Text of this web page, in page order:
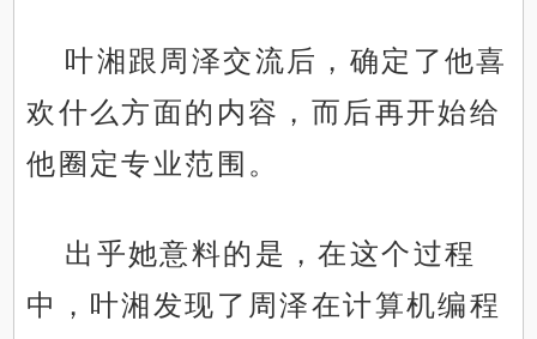
叶湘跟周泽交流后，确定了他喜
欢什么方面的内容，而后再开始给
他圈定专业范围。
出乎她意料的是，在这个过程
中，叶湘发现了周泽在计算机编程